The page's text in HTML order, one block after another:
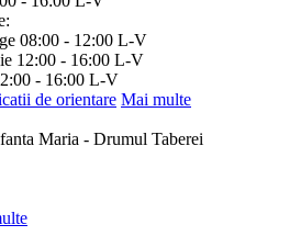
08:00 - 12:00 L-V
12:00 - 16:00 L-V
- 16:00 L-V
de orientare Mai multe
Maria - Drumul Taberei